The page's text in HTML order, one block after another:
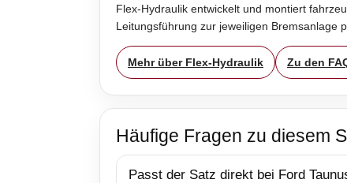
Flex-Hydraulik entwickelt und montiert
Leitungsführung zur jeweiligen Bremsanlage
Mehr über Flex-Hydraulik Zu den
Häufige Fragen zu diesem
Passt der Satz direkt bei Ford